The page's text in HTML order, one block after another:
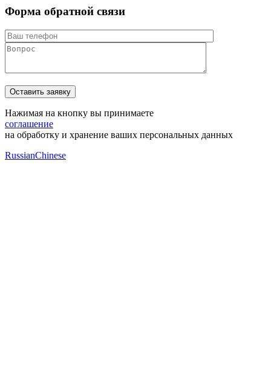
Форма обратной связи
Нажимая на кнопку вы принимаете
соглашение
на обработку и хранение ваших персональных данных
RussianChinese